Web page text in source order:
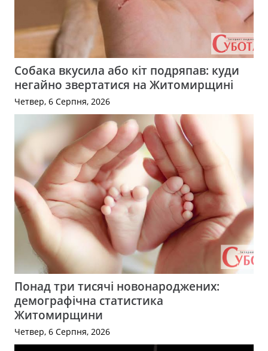
Собака вкусила або кіт подряпав: куди
негайно звертатися на Житомирщині
Четвер, 6 Серпня, 2026
Понад три тисячі новонароджених:
демографічна статистика
Житомирщини
Четвер, 6 Серпня, 2026